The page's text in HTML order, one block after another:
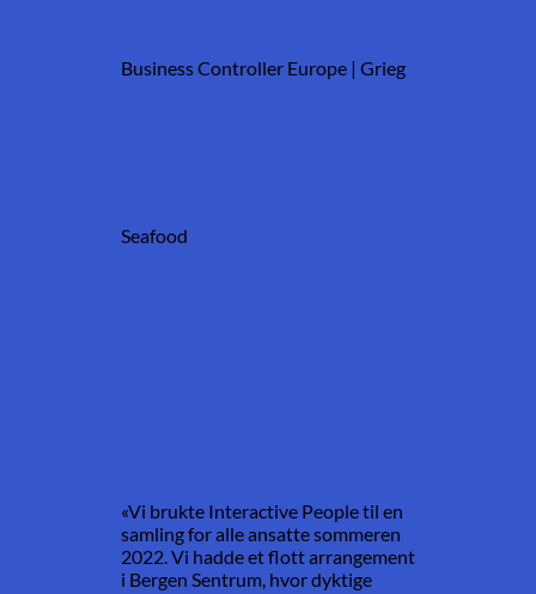
Business Controller Europe | Grieg
Seafood
«Vi brukte Interactive People til en
samling for alle ansatte sommeren
2022. Vi hadde et flott arrangement
i Bergen Sentrum, hvor dyktige